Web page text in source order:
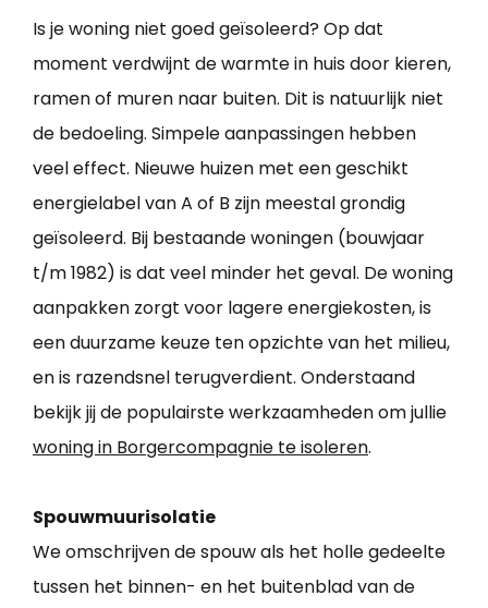
Is je woning niet goed geïsoleerd? Op dat
moment verdwijnt de warmte in huis door kieren,
ramen of muren naar buiten. Dit is natuurlijk niet
de bedoeling. Simpele aanpassingen hebben
veel effect. Nieuwe huizen met een geschikt
energielabel van A of B zijn meestal grondig
geïsoleerd. Bij bestaande woningen (bouwjaar
t/m 1982) is dat veel minder het geval. De woning
aanpakken zorgt voor lagere energiekosten, is
een duurzame keuze ten opzichte van het milieu,
en is razendsnel terugverdient. Onderstaand
bekijk jij de populairste werkzaamheden om jullie
woning in Borgercompagnie te isoleren.
Spouwmuurisolatie
We omschrijven de spouw als het holle gedeelte
tussen het binnen- en het buitenblad van de